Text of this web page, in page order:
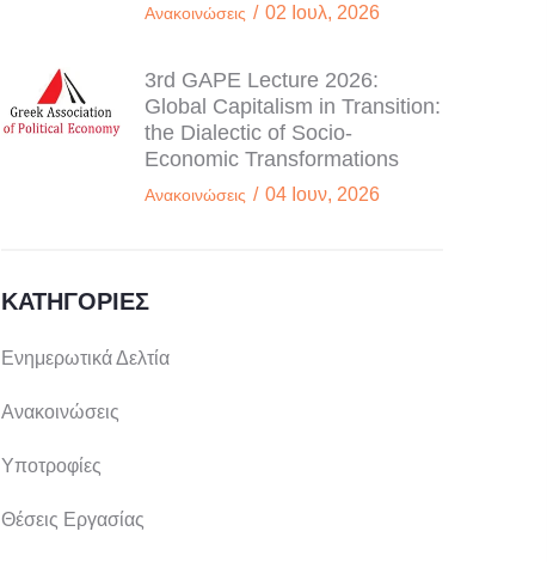
Ανακοινώσεις / 02 Ιουλ, 2026
3rd GAPE Lecture 2026:
Global Capitalism in Transition:
the Dialectic of Socio-
Economic Transformations
Ανακοινώσεις / 04 Ιουν, 2026
ΚΑΤΗΓΟΡΊΕΣ
Ενημερωτικά Δελτία
Ανακοινώσεις
Υποτροφίες
Θέσεις Εργασίας